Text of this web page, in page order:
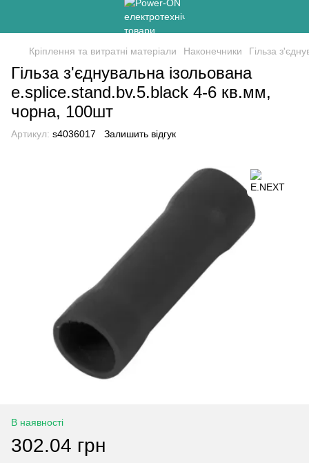
Кріплення та витратні матеріали Наконечники Гільза
Гільза з'єднувальна ізольована
e.splice.stand.bv.5.black 4-6 кв.мм,
чорна, 100шт
Артикул: s4036017 Залишить відгук
В наявності
302.04 грн